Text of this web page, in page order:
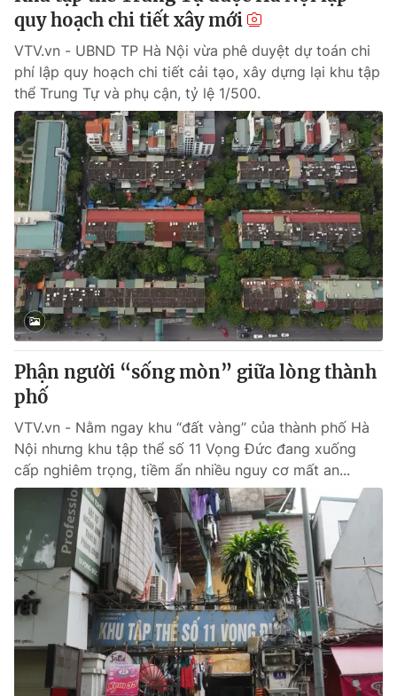
quy hoạch chi tiết xây mới
VTV.vn - UBND TP Hà Nội vừa phê duyệt dự toán chi
phí lập quy hoạch chi tiết cải tạo, xây dựng lại khu tập
thể Trung Tự và phụ cận, tỷ lệ 1/500.
Phận người “sống mòn” giữa lòng thành
phố
VTV.vn - Nằm ngay khu “đất vàng” của thành phố Hà
Nội nhưng khu tập thể số 11 Vọng Đức đang xuống
cấp nghiêm trọng, tiềm ẩn nhiều nguy cơ mất an...